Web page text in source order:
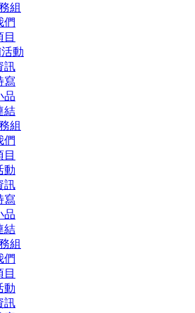
組
們
目
動
訊
寫
品
結
組
們
目
動
訊
寫
品
結
組
們
目
動
訊